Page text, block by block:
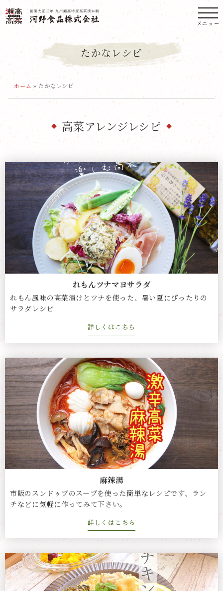
メニュー
たかなレシピ
ホーム » たかなレシピ
高菜アレンジレシピ
れもんツナマヨサラダ
れもん風味の高菜漬けとツナを使った、暑い夏にぴったりの
サラダレシピ
詳しくはこちら
麻辣湯
市販のスンドゥブのスープを使った簡単なレシピです、ラン
チなどに気軽に作ってみて下さい。
詳しくはこちら